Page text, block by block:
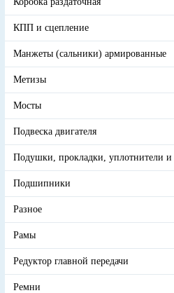
КПП и сцепление
Манжеты (сальники) армированные
Метизы
Мосты
Подвеска двигателя
Подушки, прокладки, уплотнители и
Подшипники
Разное
Рамы
Редуктор главной передачи
Ремни